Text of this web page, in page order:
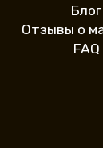
Блог
Отзывы о
FAQ